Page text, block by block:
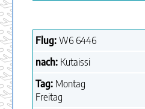
Flug: W6 6446
nach: Kutaissi
Tag: Montag
Freitag